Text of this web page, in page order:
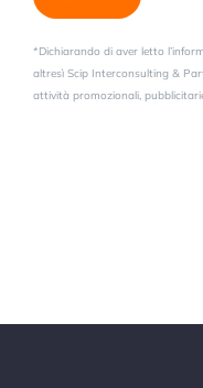
*Dichiarando di aver letto
altresì Scip Interconsulting &
attività promozionali,